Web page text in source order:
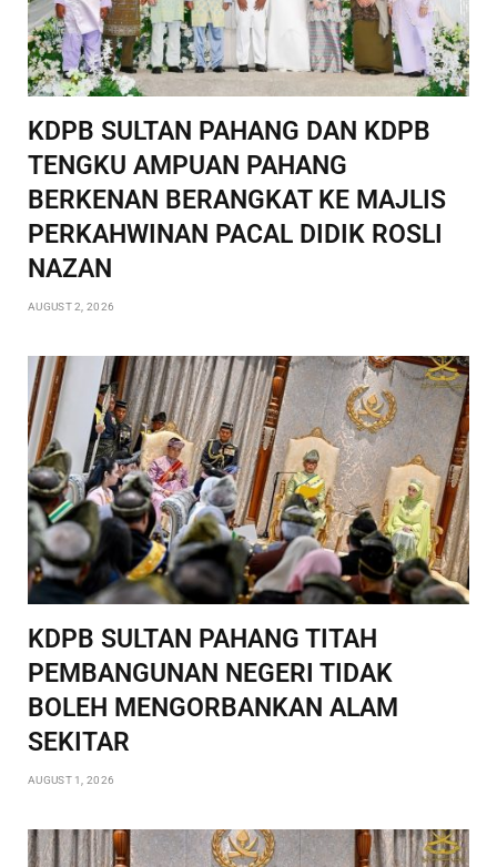
KDPB SULTAN PAHANG DAN KDPB
TENGKU AMPUAN PAHANG
BERKENAN BERANGKAT KE MAJLIS
PERKAHWINAN PACAL DIDIK ROSLI
NAZAN
AUGUST 2, 2026
KDPB SULTAN PAHANG TITAH
PEMBANGUNAN NEGERI TIDAK
BOLEH MENGORBANKAN ALAM
SEKITAR
AUGUST 1, 2026